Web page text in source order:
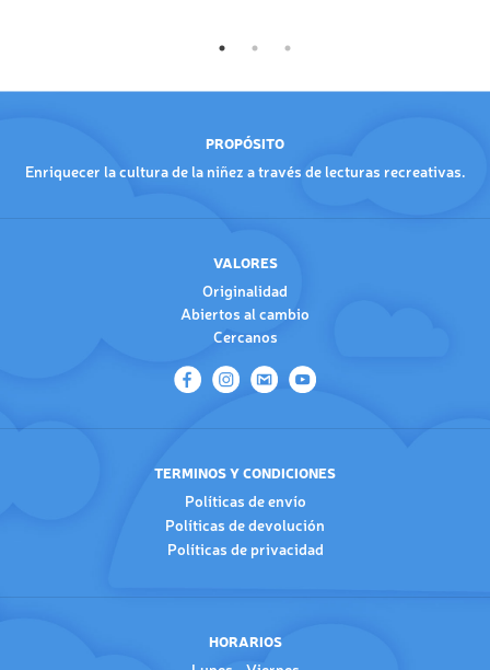
PROPÓSITO
Enriquecer la cultura de la niñez a través de lecturas recreativas.
VALORES
Originalidad
Abiertos al cambio
Cercanos
TERMINOS Y CONDICIONES
Políticas de envío
Políticas de devolución
Políticas de privacidad
HORARIOS